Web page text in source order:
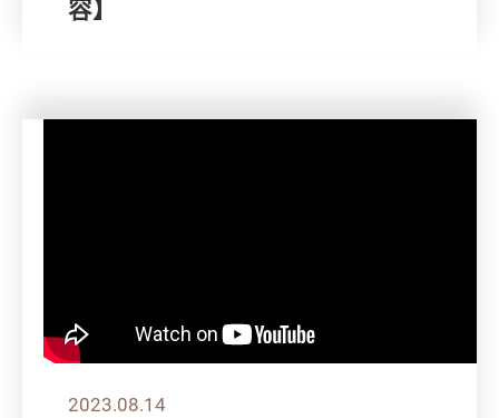
容】
2023.08.14